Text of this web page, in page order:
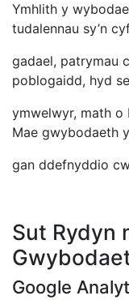
Ymhlith y
tudalennau sy’n
gadael, patrymau
poblogaidd, hyd
ymwelwyr, math o
Mae gwybodaeth
gan ddefnyddio
Sut Rydyn
Google